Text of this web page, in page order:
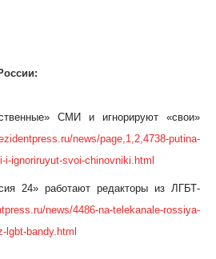
СМИ и игнорируют «свои»
news/page,1,2,4738-putina-
ignoriruyut-svoi-chinovniki.html
24» работают редакторы из ЛГБТ-
news/4486-na-telekanale-rossiya-
lgbt-bandy.html